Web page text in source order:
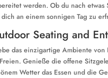
werden. Ob du nach
dich an einem sonnigen Tag zu
Seating and
das einzigartige Ambiente
Genieße die offene
Wetter das Essen und die